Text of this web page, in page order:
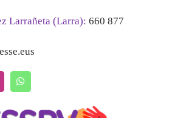
Larrañeta (Larra): 660 877